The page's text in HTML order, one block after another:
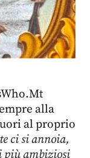
alla
al proprio
ci si annoia,
più ambiziosi